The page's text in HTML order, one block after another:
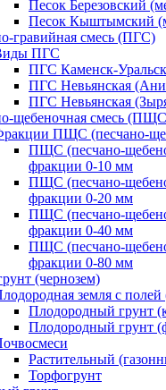
Песок Березовский
Песок Кыштымский
гравийная смесь (ПГС)
ПГС
ПГС Каменск-
ПГС Невьянская
ПГС Невьянская
щебеночная смесь
ПЩС (песчано-
ПЩС (песчано-
фракции 0-10 мм
ПЩС (песчано-
фракции 0-20 мм
ПЩС (песчано-
фракции 0-40 мм
ПЩС (песчано-
фракции 0-80 мм
(чернозем)
земля с полей
Плодородный грунт
Плодородный грунт
Растительный
Торфогрунт